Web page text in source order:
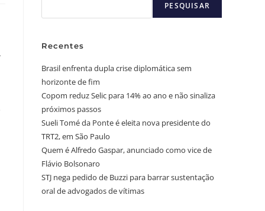
PESQUISAR
Recentes
Brasil enfrenta dupla crise diplomática sem
horizonte de fim
Copom reduz Selic para 14% ao ano e não sinaliza
próximos passos
Sueli Tomé da Ponte é eleita nova presidente do
TRT2, em São Paulo
Quem é Alfredo Gaspar, anunciado como vice de
Flávio Bolsonaro
STJ nega pedido de Buzzi para barrar sustentação
oral de advogados de vítimas